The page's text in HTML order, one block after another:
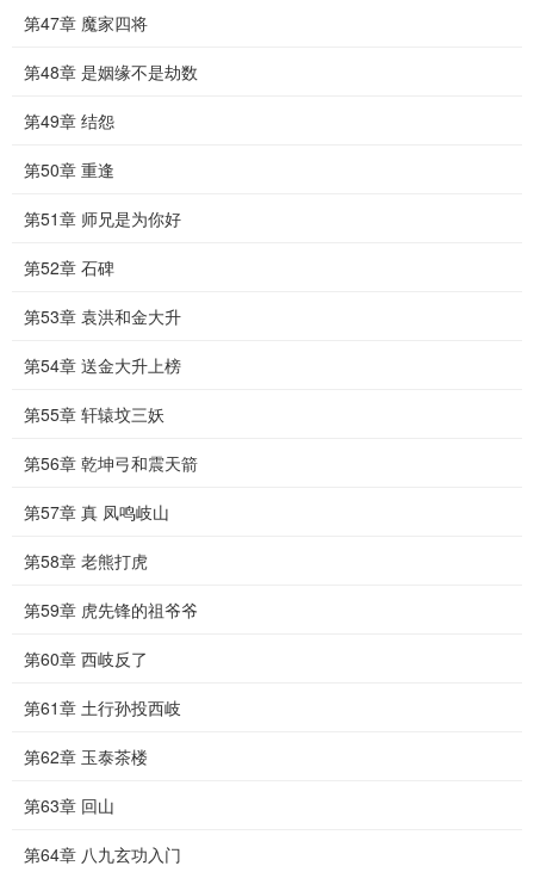
第47章 魔家四将
第48章 是姻缘不是劫数
第49章 结怨
第50章 重逢
第51章 师兄是为你好
第52章 石碑
第53章 袁洪和金大升
第54章 送金大升上榜
第55章 轩辕坟三妖
第56章 乾坤弓和震天箭
第57章 真 凤鸣岐山
第58章 老熊打虎
第59章 虎先锋的祖爷爷
第60章 西岐反了
第61章 土行孙投西岐
第62章 玉泰茶楼
第63章 回山
第64章 八九玄功入门